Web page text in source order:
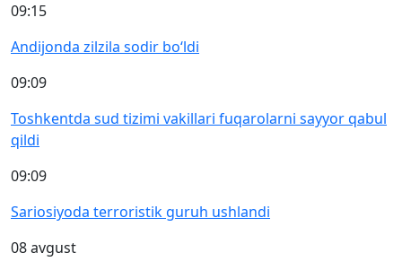
09:15
Andijonda zilzila sodir bo‘ldi
09:09
Toshkentda sud tizimi vakillari fuqarolarni sayyor qabul
qildi
09:09
Sariosiyoda terroristik guruh ushlandi
08 avgust